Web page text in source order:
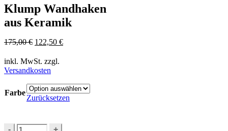
Klump Wandhaken
aus Keramik
175,00€ Ursprünglicher
war:
175,00 €
122,50 €Aktueller
inkl. MwSt. zzgl.
Versandkosten
Farbe
Zurücksetzen